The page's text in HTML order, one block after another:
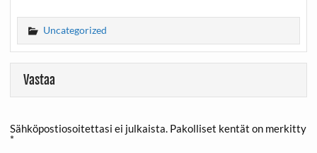
Uncategorized
Vastaa
Sähköpostiosoitettasi ei julkaista. Pakolliset kentät on merkitty
*